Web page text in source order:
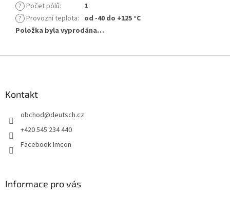
? Počet pólů:
1
? Provozní teplota: od -40 do +125 °C
Položka byla vyprodána…
Kontakt
obchod@deutsch.cz
+420 545 234 440
Facebook Imcon
Informace pro vás